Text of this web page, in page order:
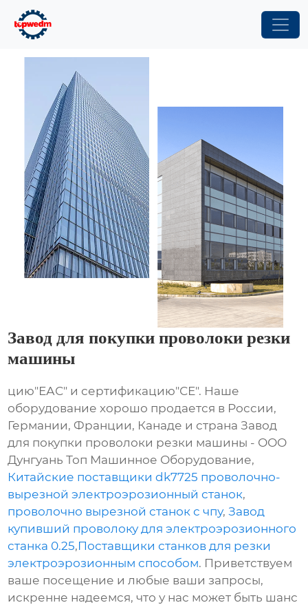
Завод для покупки проволоки резки
машины
цию"ЕАС" и сертификацию"СЕ". Наше
оборудование хорошо продается в России,
Германии, Франции, Канаде и страна Завод
для покупки проволоки резки машины - ООО
Дунгуань Топ Машинное Оборудование,
Китайские поставщики dk7725 проволочно-
вырезной электроэрозионный станок,
проволочно вырезной станок с чпу,Завод
купивший проволоку для электроэрозионного
станка 0.25,Поставщики станков для резки
электроэрозионным способом. Приветствуем
ваше посещение и любые ваши запросы,
искренне надеемся, что у нас может быть шанс